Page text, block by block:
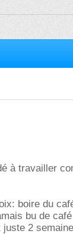
à travailler
boire du
bu de
2